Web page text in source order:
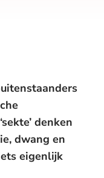
denken
dwang en
eigenlijk